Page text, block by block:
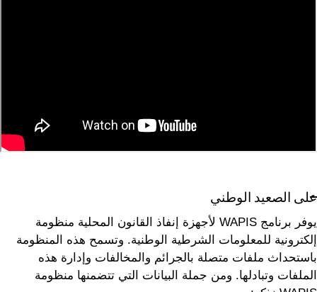
على الصعيد الوطني
يوفر برنامج WAPIS لأجهزة إنفاذ القانون المحلية منظومة
إلكترونية للمعلومات الشرطية الوطنية. وتسمح هذه المنظومة
باستحداث ملفات متصلة بالجرائم والمخالفات وإدارة هذه
الملفات وتبادلها. ومن جملة البيانات التي تتضمنها منظومة